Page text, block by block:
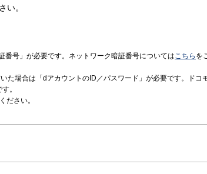
い。
番号」が必要です。ネットワーク暗証番号についてはこちら を
た場合は「dアカウントのID／パスワード」が必要です。ドコ
。
ださい。